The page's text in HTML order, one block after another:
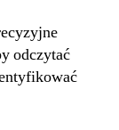
odczytać